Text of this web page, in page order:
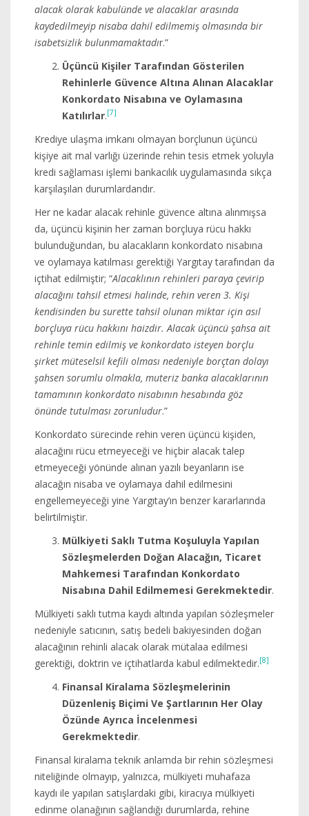
alacak olarak kabulünde ve alacaklar arasında
kaydedilmeyip nisaba dahil edilmemiş olmasında bir
isabetsizlik bulunmamaktadır.”
Üçüncü Kişiler Tarafından Gösterilen
Rehinlerle Güvence Altına Alınan Alacaklar
Konkordato Nisabına ve Oylamasına
Katılırlar.[7]
Krediye ulaşma imkanı olmayan borçlunun üçüncü
kişiye ait mal varlığı üzerinde rehin tesis etmek yoluyla
kredi sağlaması işlemi bankacılık uygulamasında sıkça
karşılaşılan durumlardandır.
Her ne kadar alacak rehinle güvence altına alınmışsa
da, üçüncü kişinin her zaman borçluya rücu hakkı
bulunduğundan, bu alacakların konkordato nisabına
ve oylamaya katılması gerektiği Yargıtay tarafından da
içtihat edilmiştir; “Alacaklının rehinleri paraya çevirip
alacağını tahsil etmesi halinde, rehin veren 3. Kişi
kendisinden bu surette tahsil olunan miktar için asıl
borçluya rücu hakkını haizdir. Alacak üçüncü şahsa ait
rehinle temin edilmiş ve konkordato isteyen borçlu
şirket müteselsil kefili olması nedeniyle borçtan dolayı
şahsen sorumlu olmakla, muteriz banka alacaklarının
tamamının konkordato nisabının hesabında göz
önünde tutulması zorunludur.”
Konkordato sürecinde rehin veren üçüncü kişiden,
alacağını rücu etmeyeceği ve hiçbir alacak talep
etmeyeceği yönünde alınan yazılı beyanların ise
alacağın nisaba ve oylamaya dahil edilmesini
engellemeyeceği yine Yargıtay’ın benzer kararlarında
belirtilmiştir.
Mülkiyeti Saklı Tutma Koşuluyla Yapılan
Sözleşmelerden Doğan Alacağın, Ticaret
Mahkemesi Tarafından Konkordato
Nisabına Dahil Edilmemesi Gerekmektedir.
Mülkiyeti saklı tutma kaydı altında yapılan sözleşmeler
nedeniyle satıcının, satış bedeli bakiyesinden doğan
alacağının rehinli alacak olarak mütalaa edilmesi
gerektiği, doktrin ve içtihatlarda kabul edilmektedir.[8]
Finansal Kiralama Sözleşmelerinin
Düzenleniş Biçimi Ve Şartlarının Her Olay
Özünde Ayrıca İncelenmesi
Gerekmektedir.
Finansal kiralama teknik anlamda bir rehin sözleşmesi
niteliğinde olmayıp, yalnızca, mülkiyeti muhafaza
kaydı ile yapılan satışlardaki gibi, kiracıya mülkiyeti
edinme olanağının sağlandığı durumlarda, rehine